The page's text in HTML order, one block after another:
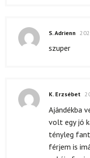
S. Adrienn
szuper
K. Erzsébet
Ajándékba
volt egy jó
tényleg
férjem is